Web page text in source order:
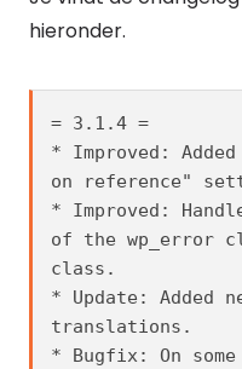
hieronder.
= 3.1.4 =
* Improved:
on reference"
* Improved:
of the wp_error
class.
* Update: Added
translations.
* Bugfix: On